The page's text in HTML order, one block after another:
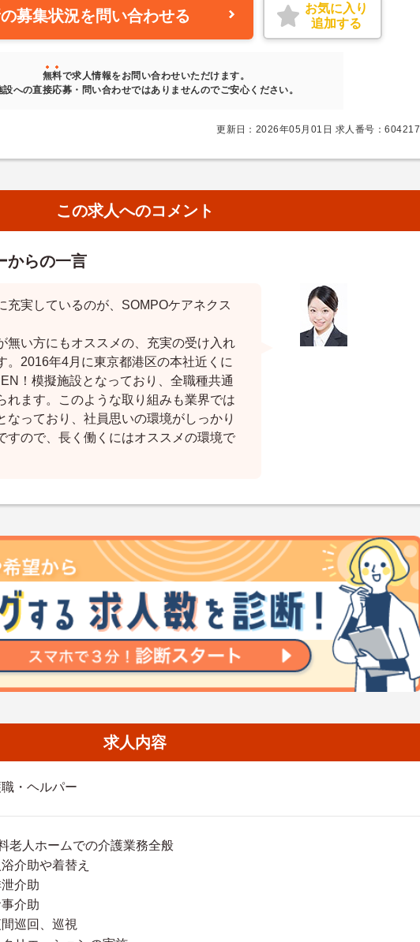
募集状況を問い合わせる
お気に入り
追加する
無料で求人情報をお問い合わせいただけます。
設への直接応募・問い合わせではありませんのでご安心ください。
更新日：2026年05月01日 求人番号：604217
この求人へのコメント
からの一言
充実しているのが、SOMPOケアネクス
無い方にもオススメの、充実の受け入れ
。2016年4月に東京都港区の本社近くに
！模擬施設となっており、全職種共通
れます。このような取り組みも業界では
なっており、社員思いの環境がしっかり
すので、長く働くにはオススメの環境で
求人内容
・ヘルパー
老人ホームでの介護業務全般
浴介助や着替え
泄介助
事介助
間巡回、巡視